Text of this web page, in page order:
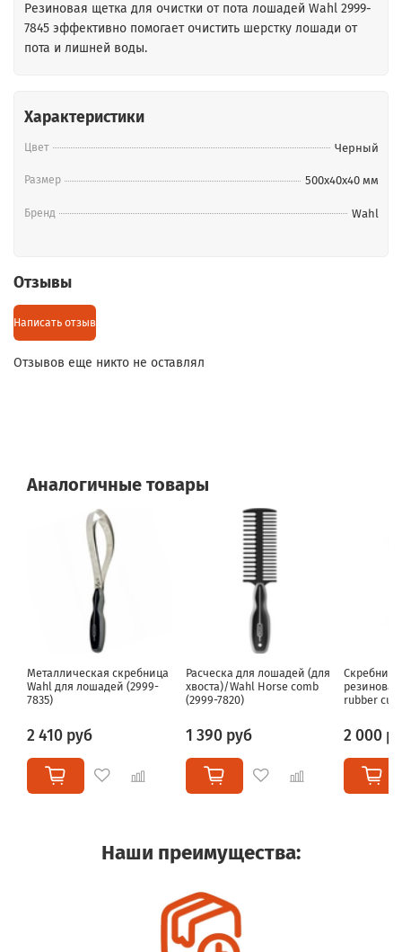
Резиновая щетка для очистки от пота лошадей Wahl 2999-
7845эффективно помогает очистить шерстку лошади от
пота и лишней воды.
Характеристики
Цвет Черный
Размер 500x40x40 мм
Бренд Wahl
Отзывы
Написать отзыв
Отзывов еще никто не оставлял
Аналогичные товары
Металлическая скребница
Wahl для лошадей (2999-
7835)
2 410 руб
Расческа для лошадей (для
хвоста)/Wahl Horse comb
(2999-7820)
1 390 руб
rubber
2 000
Наши преимущества: